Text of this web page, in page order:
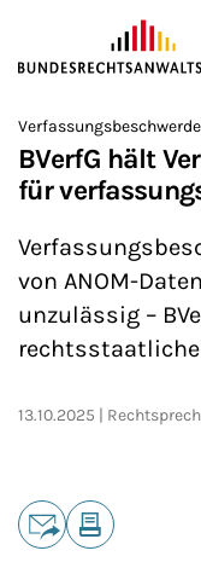
ZUM HAUPTINHALT
Sie befinden sich hier:
>
Startseite
>
Newsroom
Verfassungsbeschwerde
BVerfG hält
für
von ANOM-
unzulässig –
13.10.2025
Teilen